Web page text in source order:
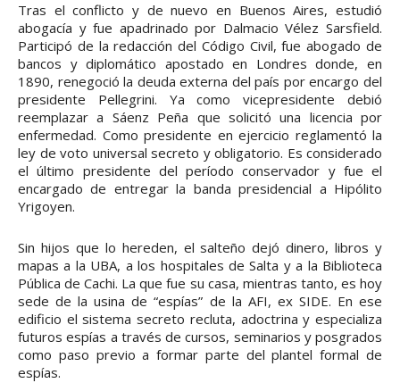
Tras el conflicto y de nuevo en Buenos Aires, estudió
abogacía y fue apadrinado por Dalmacio Vélez Sarsfield.
Participó de la redacción del Código Civil, fue abogado de
bancos y diplomático apostado en Londres donde, en
1890, renegoció la deuda externa del país por encargo del
presidente Pellegrini. Ya como vicepresidente debió
reemplazar a Sáenz Peña que solicitó una licencia por
enfermedad. Como presidente en ejercicio reglamentó la
ley de voto universal secreto y obligatorio. Es considerado
el último presidente del período conservador y fue el
encargado de entregar la banda presidencial a Hipólito
Yrigoyen.
Sin hijos que lo hereden, el salteño dejó dinero, libros y
mapas a la UBA, a los hospitales de Salta y a la Biblioteca
Pública de Cachi. La que fue su casa, mientras tanto, es hoy
sede de la usina de “espías” de la AFI, ex SIDE. En ese
edificio el sistema secreto recluta, adoctrina y especializa
futuros espías a través de cursos, seminarios y posgrados
como paso previo a formar parte del plantel formal de
espías.